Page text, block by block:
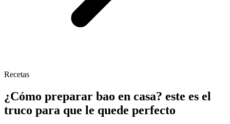
Recetas
¿Cómo preparar bao en casa? este es el
truco para que le quede perfecto